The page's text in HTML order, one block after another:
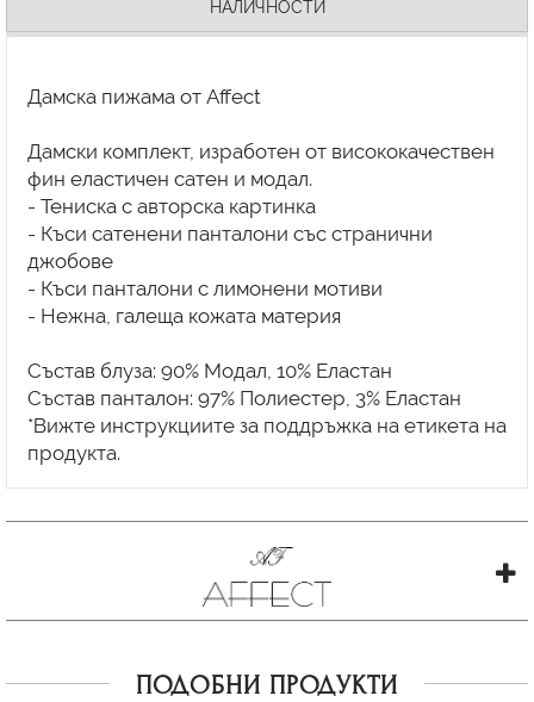
НАЛИЧНОСТИ
Дамска пижама от Affect
Дамски комплект, изработен от висококачествен
фин еластичен сатен и модал.
- Тениска с авторска картинка
- Къси сатенени панталони със странични
джобове
- Къси панталони с лимонени мотиви
- Нежна, галеща кожата материя
Състав блуза: 90% Модал, 10% Еластан
Състав панталон: 97% Полиестер, 3% Еластан
*Вижте инструкциите за поддръжка на етикета на
продукта.
ПОДОБНИ ПРОДУКТИ